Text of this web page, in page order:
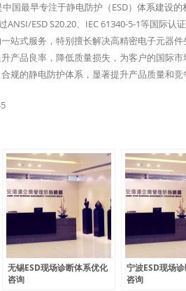
国最早专注于静电防护（ESD）体系建设
ANSI/ESD S20.20、IEC 61340-5-1等国际
站式服务，特别擅长解决高精密电子元器
产品良率，降低质量损失，为客户的国际
规的静电防护体系，显著提升产品质量和
无锡ESD现场诊断体系优化
咨询
宁波ESD现场
咨询